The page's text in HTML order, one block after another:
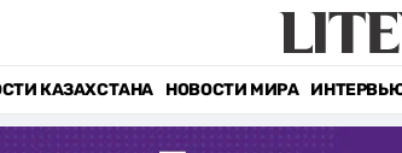
КАЗАХСТАНА НОВОСТИ МИРА